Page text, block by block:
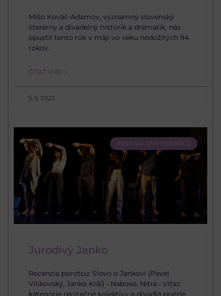
Mišo Kováč-Adamov, významný slovenský
literárny a divadelný historik a dramatik, nás
opustil tento rok v máji vo veku nedožitých 94
rokov.
ČÍTAŤ VIAC »
5. 9. 2023
FESTIVALOVÝ DENNÍK 2
Jurodivý Janko
Recenzia porotcu: Slovo o Jankovi (Pavel
Vilikovský, Janko Kráľ) • Naboso, Nitra • Víťaz
kategórie recitačné kolektívy a divadlá poézie